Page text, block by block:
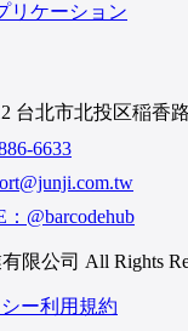
リケーション
台北市北投区稲香
6633
@barcodehub
限公司 All Rights
ー利用規約